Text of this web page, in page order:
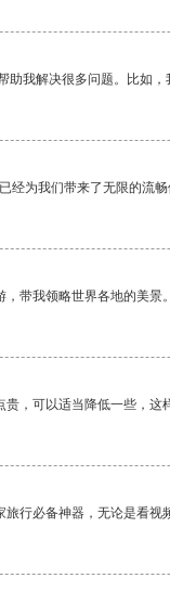
助我解决很多问题。比如
经为我们带来了无限的流畅
带我领略世界各地的美景。
，可以适当降低一些，这
行必备神器，无论是看视